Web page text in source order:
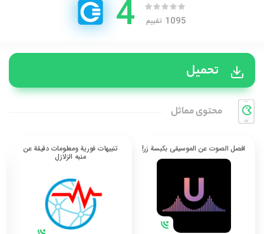
1095 تقييم 4
تحميل
محتوی مماثل
افصل الصوت عن الموسيقى بكبسة زر! تنبيهات فورية ومعلومات دقيقة عن
منبه الزلازل